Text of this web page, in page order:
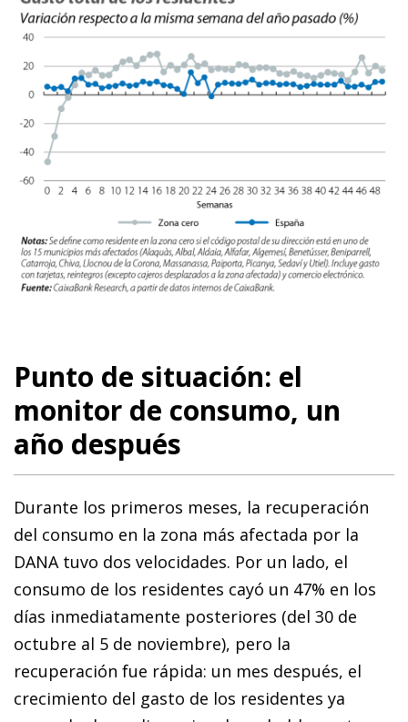
Punto de situación: el
monitor de consumo, un
año después
Durante los primeros meses, la recuperación
del consumo en la zona más afectada por la
DANA tuvo dos velocidades. Por un lado, el
consumo de los residentes cayó un 47% en los
días inmediatamente posteriores (del 30 de
octubre al 5 de noviembre), pero la
recuperación fue rápida: un mes después, el
crecimiento del gasto de los residentes ya